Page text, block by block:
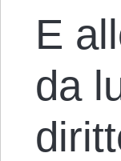
E
da